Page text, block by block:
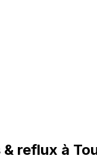
reflux à